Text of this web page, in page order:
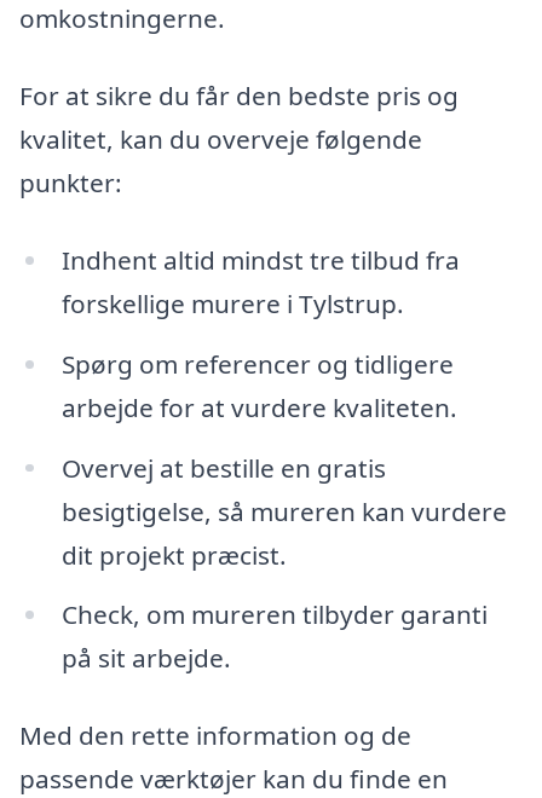
omkostningerne.
For at sikre du får den bedste pris og
kvalitet, kan du overveje følgende
punkter:
Indhent altid mindst tre tilbud fra
forskellige murere i Tylstrup.
Spørg om referencer og tidligere
arbejde for at vurdere kvaliteten.
Overvej at bestille en gratis
besigtigelse, så mureren kan vurdere
dit projekt præcist.
Check, om mureren tilbyder garanti
på sit arbejde.
Med den rette information og de
passende værktøjer kan du finde en